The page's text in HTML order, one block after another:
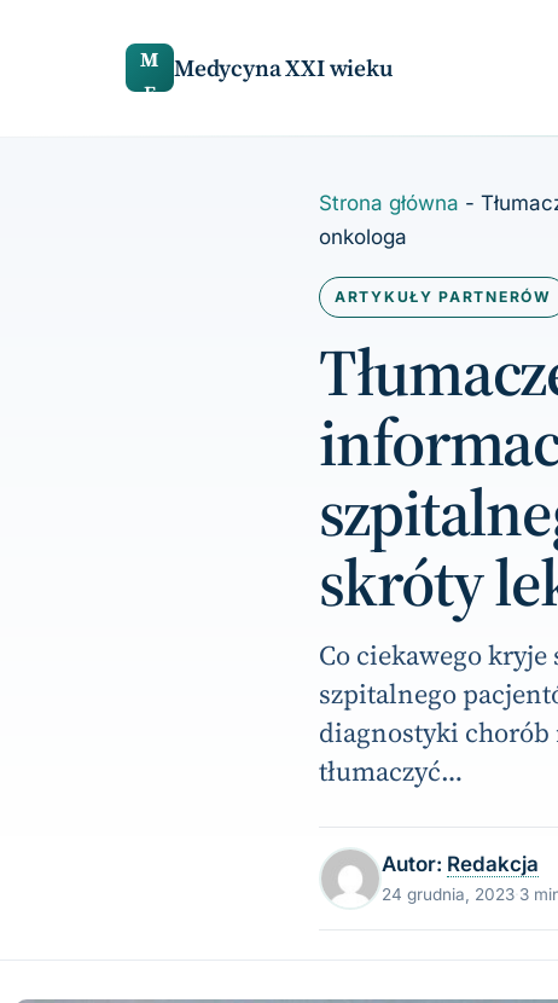
M
E
Medycyna XXI wieku
Strona główna -
onkologa
ARTYKUŁY PARTNERÓW
skróty
Co ciekawego
szpitalnego
diagnostyki chorób
tłumaczyć…
Autor: Redakcja
24 grudnia, 2023 3